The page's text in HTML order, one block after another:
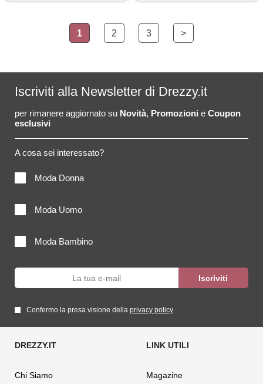
1 2 3 >
Iscriviti alla Newsletter di Drezzy.it
per rimanere aggiornato su Novità, Promozioni e Coupon
esclusivi
A cosa sei interessato?
Moda Donna
Moda Uomo
Moda Bambino
Confermo la presa visione della privacy policy
Chi Siamo Magazine